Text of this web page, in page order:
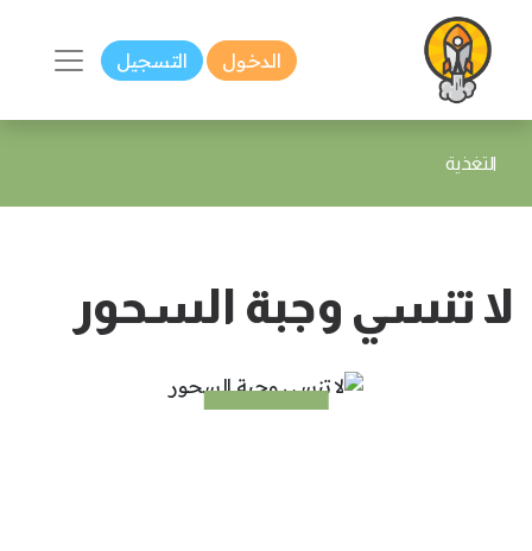
الدخول التسجيل
التغذية
لا تنسي وجبة السحور